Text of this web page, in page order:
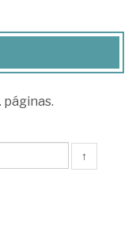
páginas.
↑